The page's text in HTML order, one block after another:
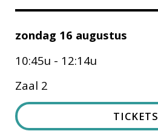
zondag 16 augustus
10:45u - 12:14u
Zaal 2
TICKETS